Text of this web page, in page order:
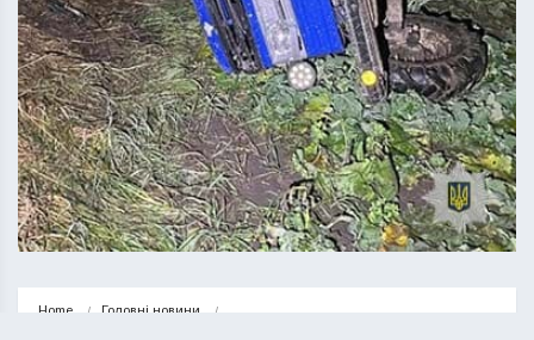
Home Головні новини